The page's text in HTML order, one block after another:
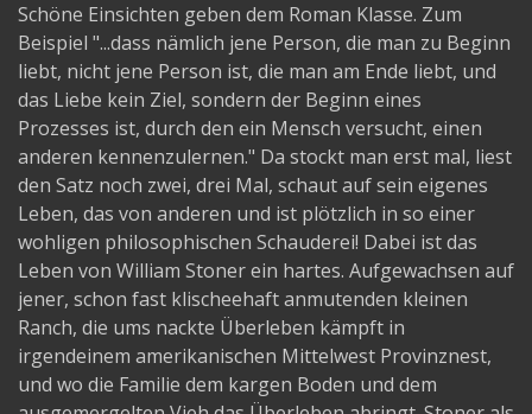
Schöne Einsichten geben dem Roman Klasse. Zum
Beispiel "...dass nämlich jene Person, die man zu Beginn
liebt, nicht jene Person ist, die man am Ende liebt, und
das Liebe kein Ziel, sondern der Beginn eines
Prozesses ist, durch den ein Mensch versucht, einen
anderen kennenzulernen." Da stockt man erst mal, liest
den Satz noch zwei, drei Mal, schaut auf sein eigenes
Leben, das von anderen und ist plötzlich in so einer
wohligen philosophischen Schauderei! Dabei ist das
Leben von William Stoner ein hartes. Aufgewachsen auf
jener, schon fast klischeehaft anmutenden kleinen
Ranch, die ums nackte Überleben kämpft in
irgendeinem amerikanischen Mittelwest Provinznest,
und wo die Familie dem kargen Boden und dem